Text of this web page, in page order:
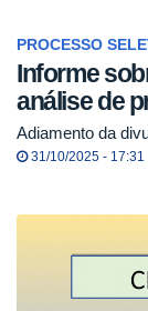
PROCESSO
Informe
análise de
Adiamento da
31/10/2025 - 17:31